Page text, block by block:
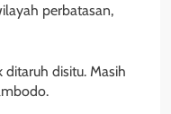
perbatasan,
ditaruh disitu. Masih